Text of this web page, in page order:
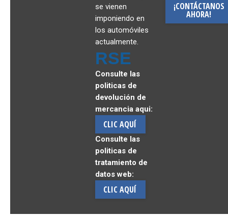
se vienen
imponiendo en
los automóviles
actualmente.
RSE
Consulte las
politicas de
devolución de
mercancia aqui:
CLIC AQUÍ
Consulte las
politicas de
tratamiento de
datos web:
CLIC AQUÍ
¡CONTÁCTANOS
AHORA!